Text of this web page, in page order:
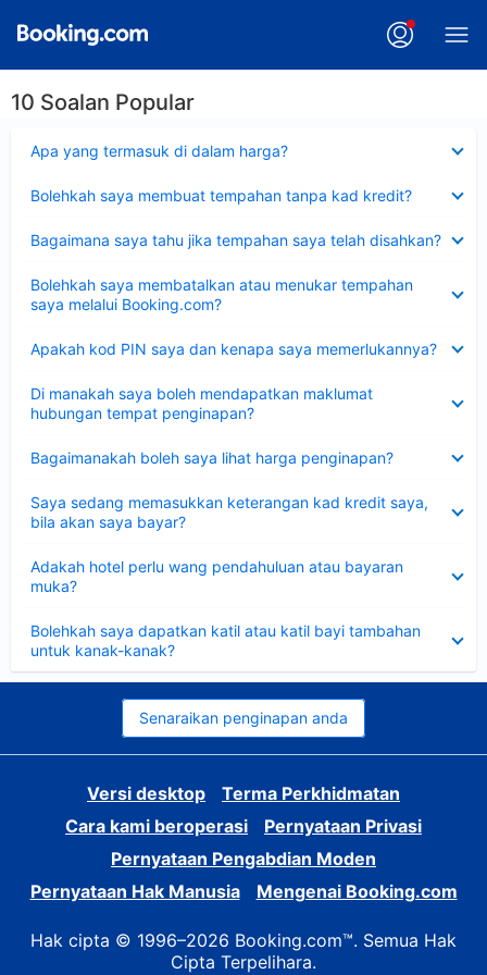
10 Soalan Popular
Apa yang termasuk di dalam harga?
Bolehkah saya membuat tempahan tanpa kad kredit?
Bagaimana saya tahu jika tempahan saya telah disahkan?
Bolehkah saya membatalkan atau menukar tempahan
saya melalui Booking.com?
Apakah kod PIN saya dan kenapa saya memerlukannya?
Di manakah saya boleh mendapatkan maklumat
hubungan tempat penginapan?
Bagaimanakah boleh saya lihat harga penginapan?
Saya sedang memasukkan keterangan kad kredit saya,
bila akan saya bayar?
Adakah hotel perlu wang pendahuluan atau bayaran
muka?
Bolehkah saya dapatkan katil atau katil bayi tambahan
untuk kanak-kanak?
Senaraikan penginapan anda
Versi desktop
Terma Perkhidmatan
Cara kami beroperasi
Pernyataan Privasi
Pernyataan Pengabdian Moden
Pernyataan Hak Manusia
Mengenai Booking.com
Hak cipta © 1996–2026 Booking.com™. Semua Hak
Cipta Terpelihara.